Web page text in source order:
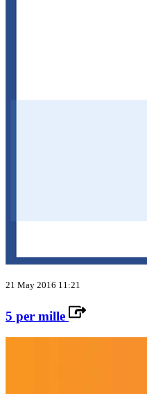
21 May 2016 11:21
5 per mille